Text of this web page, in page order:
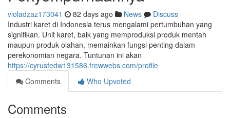
violadzaz173041 82 days ago News
Discuss
Industri karet di Indonesia terus mengalami pertumbuhan yang
signifikan. Unit karet, baik yang memproduksi produk mentah
maupun produk olahan, memainkan fungsi penting dalam
perekonomian negara. Tuntunan ini akan
https://cyrusfedw131586.frewwebs.com/profile
Comments
Who Upvoted
Comments